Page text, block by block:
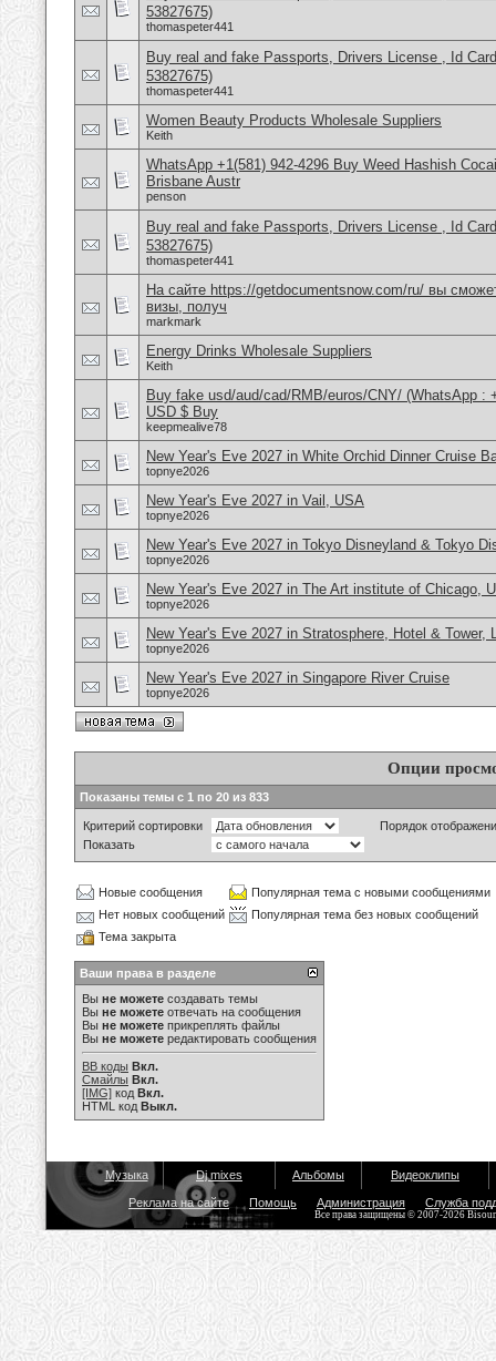
53827675)
thomaspeter441
Buy real and fake Passports, Drivers License , Id
53827675)
thomaspeter441
Women Beauty Products Wholesale Suppliers
Keith
WhatsApp +1(581) 942-4296 Buy Weed Hashish
Brisbane Austr
penson
Buy real and fake Passports, Drivers License , Id
53827675)
thomaspeter441
На сайте https://getdocumentsnow.com/ru/ вы
визы, получ
markmark
Energy Drinks Wholesale Suppliers
Keith
Buy fake usd/aud/cad/RMB/euros/CNY/ (WhatsApp :
USD $ Buy
keepmealive78
New Year's Eve 2027 in White Orchid Dinner Cruise
topnye2026
New Year's Eve 2027 in Vail, USA
topnye2026
New Year's Eve 2027 in Tokyo Disneyland & Tokyo
topnye2026
New Year's Eve 2027 in The Art institute of Chicago,
topnye2026
New Year's Eve 2027 in Stratosphere, Hotel & Tower,
topnye2026
New Year's Eve 2027 in Singapore River Cruise
topnye2026
Опции
Показаны темы с 1 по 20 из 833
Критерий сортировки
Порядок
Показать
Новые сообщения
Популярная тема с новыми сообщениями
Нет новых сообщений
Популярная тема без новых сообщений
Тема закрыта
Ваши права в разделе
Вы не можете создавать темы
Вы не можете отвечать на сообщения
Вы не можете прикреплять файлы
Вы не можете редактировать сообщения
BB коды Вкл.
Смайлы Вкл.
[IMG] код Вкл.
HTML код Выкл.
Музыка Dj mixes Альбомы Видеоклипы
Реклама на сайте Помощь Администрация Служба
Все права защищены © 2007-2026